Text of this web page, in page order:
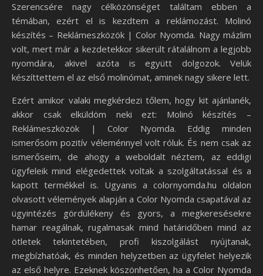
Szerencsére nagy célközönséget találtam ebben a
témában, ezért el is kezdtem a reklámozást. Molinó
készítés – Reklámeszközök | Color Nyomda. Nagy mázlim
volt, mert már a kezdetekkor sikerült rátalálnom a legjobb
nyomdára, akivel azóta is együtt dolgozok. Velük
készíttettem el az első molinómat, aminek nagy sikere lett.
Ezért amikor valaki megkérdezi tőlem, hogy kit ajánlanék,
akkor csak elküldöm neki ezt: Molinó készítés –
Reklámeszközök | Color Nyomda. Eddig minden
ismerősöm pozitív véleménnyel volt róluk. És nem csak az
ismerőseim, de ahogy a weboldalt néztem, az eddigi
ügyfeleik mind elégedettek voltak a szolgáltatással és a
kapott termékkel is. Ugyanis a colornyomda.hu oldalon
olvasott vélemények alapján a Color Nyomda csapatával az
ügyintézés gördülékeny és gyors, a megkeresésekre
hamar reagálnak, rugalmasak mind határidőben mind az
ötletek tekintetében, profi kiszolgálást nyújtanak,
megbízhatóak, és minden helyzetben az ügyfelet helyezik
az első helyre. Ezeknek köszönhetően, ha a Color Nyomda